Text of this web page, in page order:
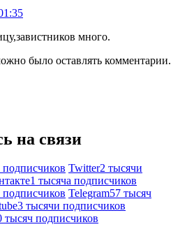
много.
было оставлять комментарии.
на связи
подписчиков Twitter2 тысячи
1 тысяча подписчиков
подписчиков Telegram57 тысяч
3 тысячи подписчиков
тысяч подписчиков